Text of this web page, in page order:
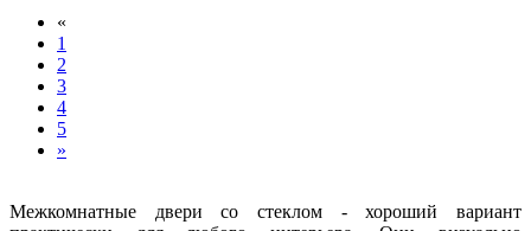
«
1
2
3
4
5
»
Межкомнатные двери со стеклом - хороший вариант